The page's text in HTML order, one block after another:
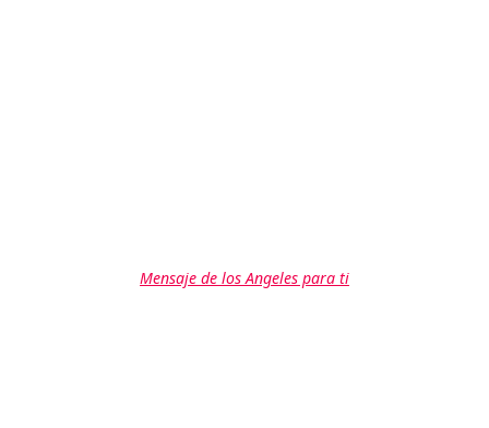
Mensaje de los Angeles para ti